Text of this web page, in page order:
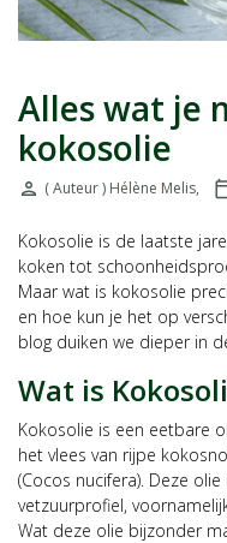
Alles wat je
kokosolie
person
Door:( Auteur ) Hélène Melis,
Kokosolie is de laatste
koken tot
Maar wat is kokosolie
en hoe kun je het op
blog duiken we dieper in
Wat is
Kokosolie is een eetbare
het vlees van rijpe
(Cocos nucifera). Deze
vetzuurprofiel,
Wat deze olie bijzonder